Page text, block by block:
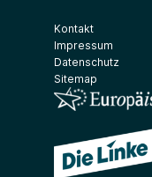
Kontakt
Impressum
Datenschutz
Sitemap